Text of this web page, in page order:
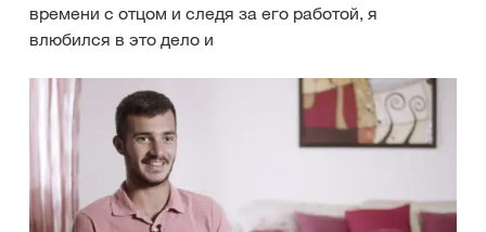
времени с отцом и следя за его работой, я
влюбился в это дело и